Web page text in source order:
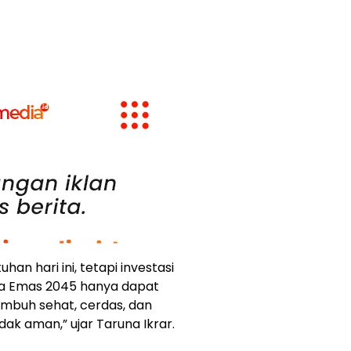
hari ini, tetapi investasi
Emas 2045 hanya dapat
sehat, cerdas, dan
aman,” ujar Taruna Ikrar.